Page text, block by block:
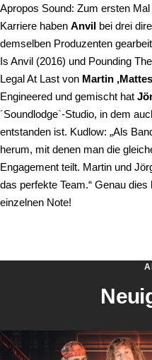
Apropos Sound: Zum ersten
Karriere haben Anvil bei drei
demselben Produzenten
Is Anvil (2016) und Pounding
Legal At Last von Martin
Engineered und gemischt hat
´Soundlodge`-Studio, in dem
entstanden ist. Kudlow: „Als
herum, mit denen man die
Engagement teilt. Martin und
das perfekte Team.“ Genau
einzelnen Note!